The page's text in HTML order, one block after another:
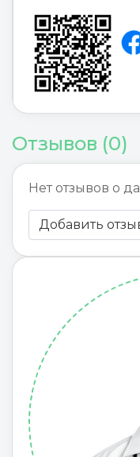
Отзывов (0)
Нет отзывов о
Добавить